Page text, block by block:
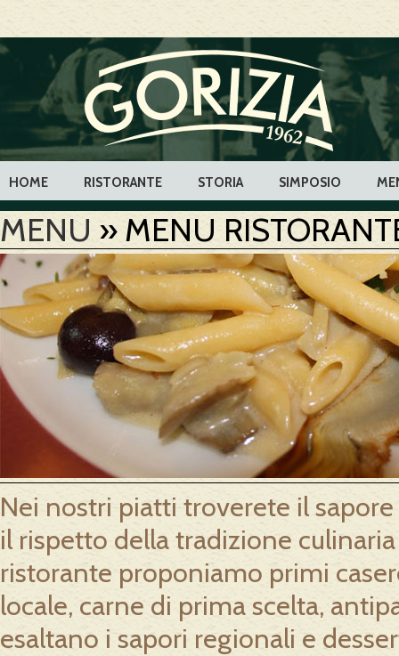
HOME RISTORANTE STORIA SIMPOSIO
MENU » MENU
Nei nostri piatti troverete il
il rispetto della tradizione
ristorante proponiamo primi
locale, carne di prima scelta,
esaltano i sapori regionali e